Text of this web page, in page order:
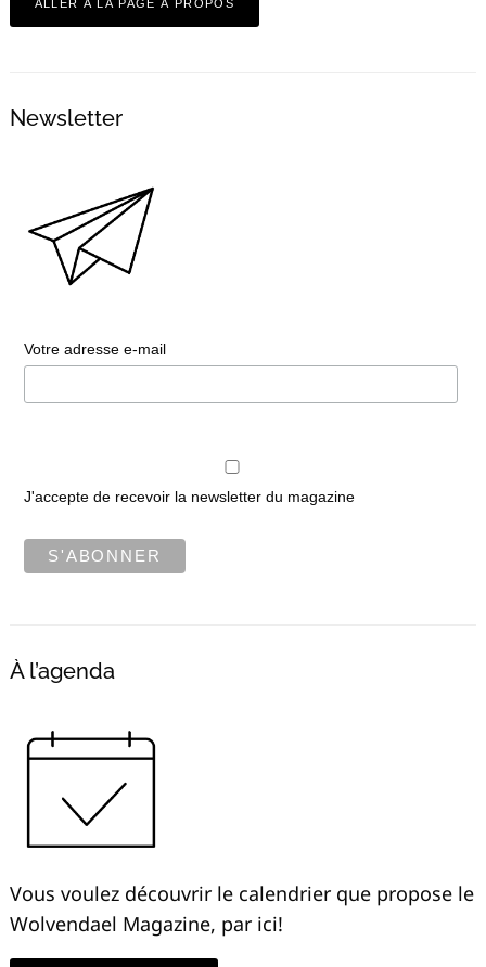
ALLER À LA PAGE À PROPOS
Newsletter
Votre adresse e-mail
J'accepte de recevoir la newsletter du magazine
À l’agenda
Vous voulez découvrir le calendrier que propose le
Wolvendael Magazine, par ici!